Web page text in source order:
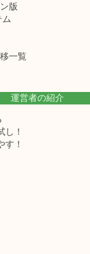
版
一覧
運営者の紹介
し！
す！